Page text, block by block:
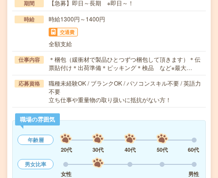
期間 【急募】即日～長期 ※即日～！
時給 時給1300円～1400円
交通費
全額支給
仕事内容
＊梱包（緩衝材で製品ひとつずつ梱包して頂きます）＊伝
票貼付け＊出荷準備＊ピッキング＊検品 など※最大…
応募資格
職種未経験OK / ブランクOK / パソコンスキル不要 / 英語力
不要
立ち仕事や重量物の取り扱いに抵抗がない方！
職場の雰囲気
年齢層
20代
30代 40代 50代
60代
男女比率
女性
男性